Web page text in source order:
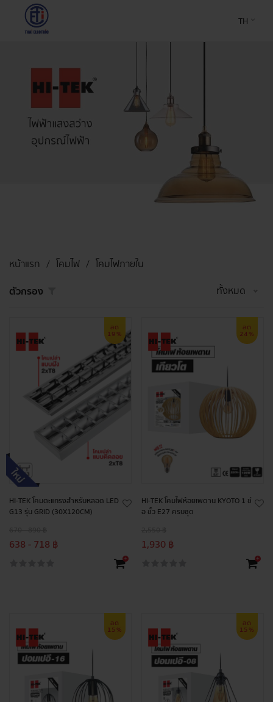
TH
หน้าแรก โคมไฟ
โคมไฟภายใน
ตัวกรอง
ทั้งหมด
ลด
19%
HI-TEK โคมตะแกรงสำหรับหลอด LED
G13 รุ่น GRID (30X120CM)
638 - 718 ฿
+
ลด
24%
HI-TEK โคมไฟห้อยเพดาน KYOTO 1 ช่
อ ขั้ว E27 ครบชุด
1,930 ฿
+
ลด
15%
ลด
15%